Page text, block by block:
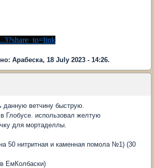
Арабеска, 18 July 2023 - 14:26.
данную ветчину быструю.
Глобусе. использовал желтую
для мортаделлы.
50 нитритная и каменная помола №1) (30
ЕмКолбаски)